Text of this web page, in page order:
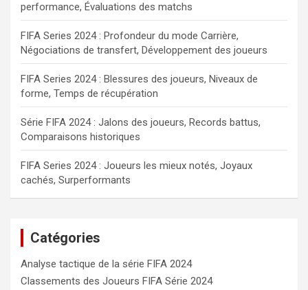
performance, Évaluations des matchs
FIFA Series 2024 : Profondeur du mode Carrière,
Négociations de transfert, Développement des joueurs
FIFA Series 2024 : Blessures des joueurs, Niveaux de
forme, Temps de récupération
Série FIFA 2024 : Jalons des joueurs, Records battus,
Comparaisons historiques
FIFA Series 2024 : Joueurs les mieux notés, Joyaux
cachés, Surperformants
Catégories
Analyse tactique de la série FIFA 2024
Classements des Joueurs FIFA Série 2024